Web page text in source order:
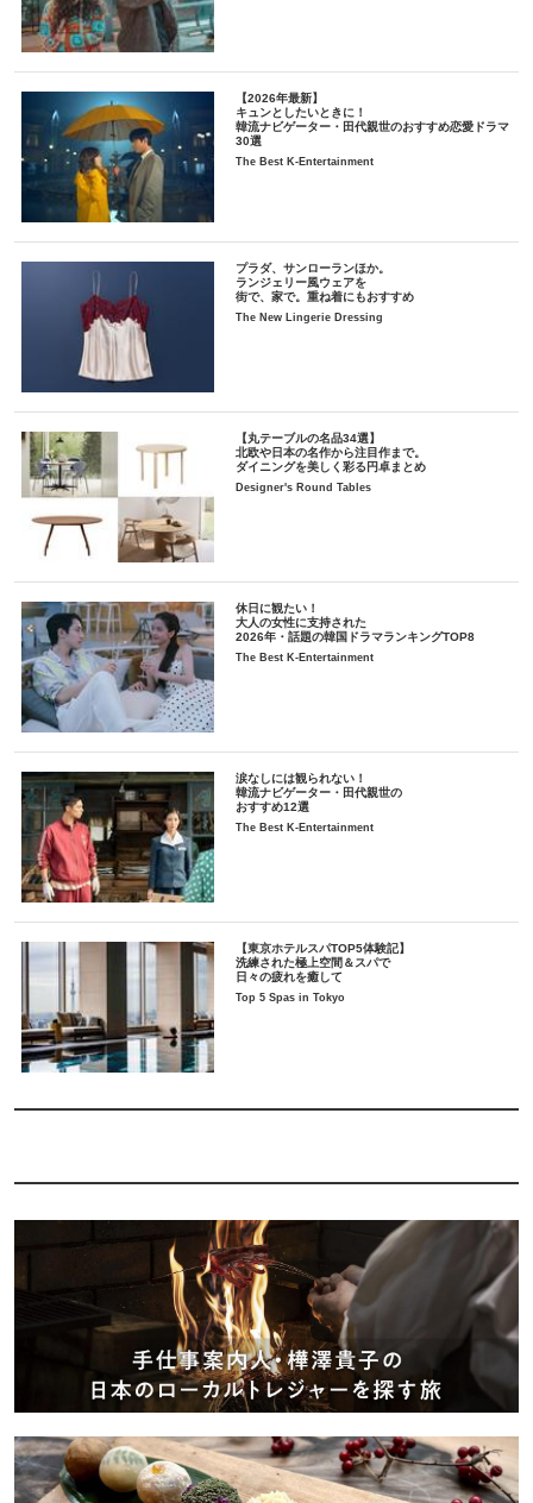
【2026年最新】
キュンとしたいときに！
韓流ナビゲーター・田代親世のおすすめ恋愛ドラマ
30選
The Best K-Entertainment
プラダ、サンローランほか。
ランジェリー風ウェアを
街で、家で。重ね着にもおすすめ
The New Lingerie Dressing
【丸テーブルの名品34選】
北欧や日本の名作から注目作まで。
ダイニングを美しく彩る円卓まとめ
Designer's Round Tables
休日に観たい！
大人の女性に支持された
2026年・話題の韓国ドラマランキングTOP8
The Best K-Entertainment
涙なしには観られない！
韓流ナビゲーター・田代親世の
おすすめ12選
The Best K-Entertainment
【東京ホテルスパTOP5体験記】
洗練された極上空間＆スパで
日々の疲れを癒して
Top 5 Spas in Tokyo